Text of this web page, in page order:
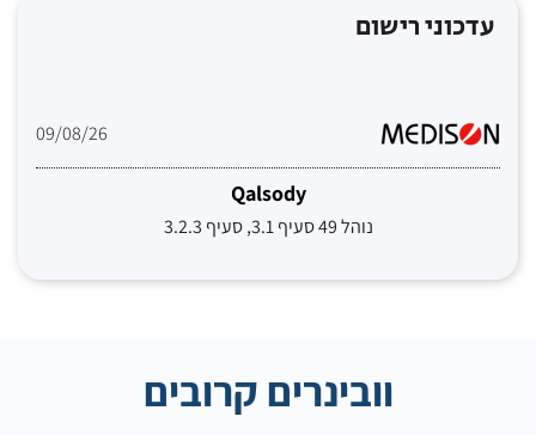
עדכוני רישום
09/08/26
Qalsody
נוהל 49 סעיף 3.1, סעיף 3.2.3
וובינרים קרובים